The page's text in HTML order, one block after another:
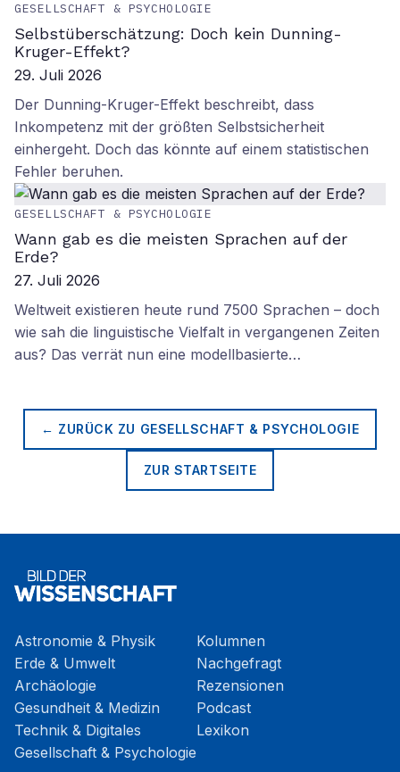
GESELLSCHAFT & PSYCHOLOGIE
Selbstüberschätzung: Doch kein Dunning-
Kruger-Effekt?
29. Juli 2026
Der Dunning-Kruger-Effekt beschreibt, dass
Inkompetenz mit der größten Selbstsicherheit
einhergeht. Doch das könnte auf einem statistischen
Fehler beruhen.
GESELLSCHAFT & PSYCHOLOGIE
Wann gab es die meisten Sprachen auf der
Erde?
27. Juli 2026
Weltweit existieren heute rund 7500 Sprachen – doch
wie sah die linguistische Vielfalt in vergangenen Zeiten
aus? Das verrät nun eine modellbasierte…
← ZURÜCK ZU GESELLSCHAFT & PSYCHOLOGIE
ZUR STARTSEITE
Astronomie & Physik
Erde & Umwelt
Archäologie
Gesundheit & Medizin
Technik & Digitales
Gesellschaft & Psychologie
Kolumnen
Nachgefragt
Rezensionen
Podcast
Lexikon